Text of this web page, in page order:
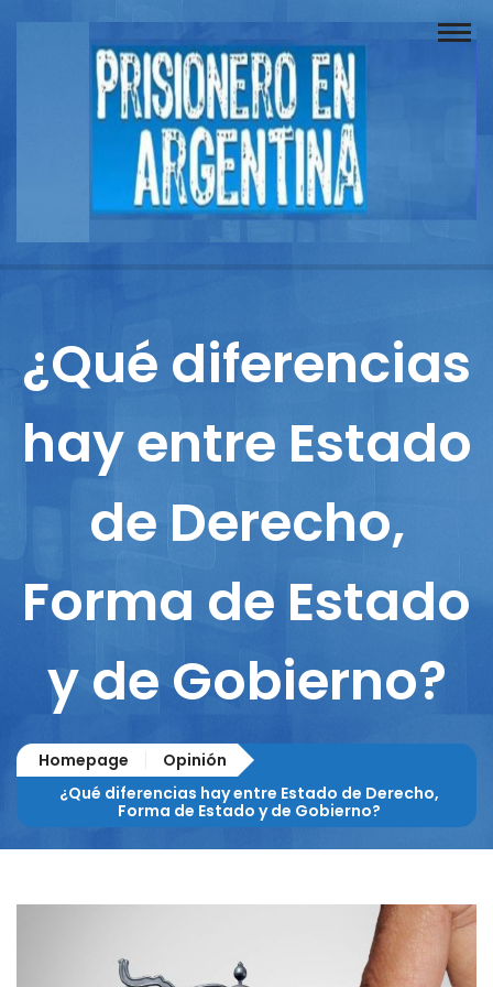
Buscador
Documentos
Reportajes
Columnistas
Contacto
¿Qué diferencias
hay entre Estado
de Derecho,
Forma de Estado
y de Gobierno?
Homepage
Opinión
¿Qué diferencias hay entre Estado de Derecho,
Forma de Estado y de Gobierno?